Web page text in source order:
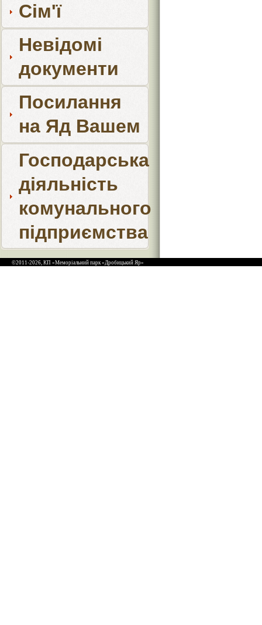
Сім'ї
Невідомі
документи
Посилання
на Яд Вашем
Господарська
діяльність
комунального
підприємства
©2011-2026, КП «Меморіальний парк «Дробицький Яр»